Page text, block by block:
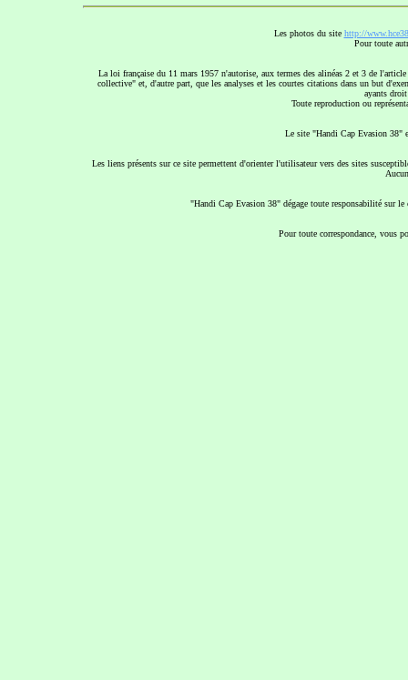
Les photos du site http://
Pour toute
La loi française du 11 mars 1957 n'autorise, aux termes des alinéas 2 et 3 de
collective" et, d'autre part, que les analyses et les courtes citations dans un but
ayants
Toute reproduction ou
Le site "Handi Cap Evasion 38"
Les liens présents sur ce site permettent d'orienter l'utilisateur vers des sites
"Handi Cap Evasion 38" dégage toute responsabilité sur
Pour toute correspondance, vous